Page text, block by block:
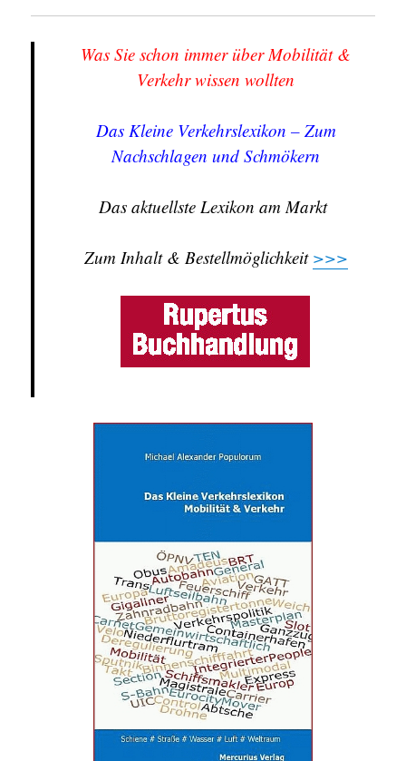
Was Sie schon immer über Mobilität &
Verkehr wissen wollten
Das Kleine Verkehrslexikon – Zum
Nachschlagen und Schmökern
Das aktuellste Lexikon am Markt
Zum Inhalt & Bestellmöglichkeit >>>